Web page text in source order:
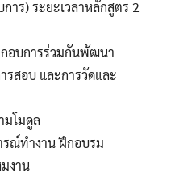
าร) ระยะเวลาหลักสูตร 2
อบการร่วมกันพัฒนา
รสอบ และการวัดและ
มโมดูล
รณ์ทำงาน ฝึกอบรม
งาน